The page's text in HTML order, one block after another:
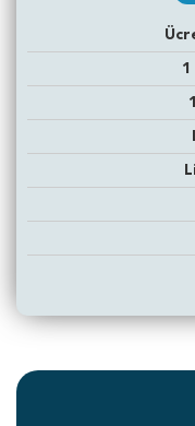
1